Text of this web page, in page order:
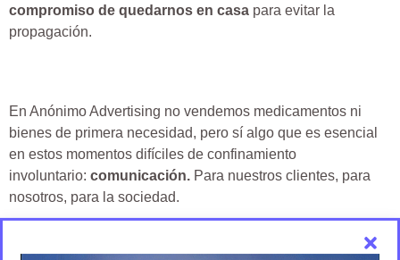
compromiso de quedarnos en casa para evitar la
propagación.
En Anónimo Advertising no vendemos medicamentos ni
bienes de primera necesidad, pero sí algo que es esencial
en estos momentos difíciles de confinamiento
involuntario: comunicación. Para nuestros clientes, para
nosotros, para la sociedad.